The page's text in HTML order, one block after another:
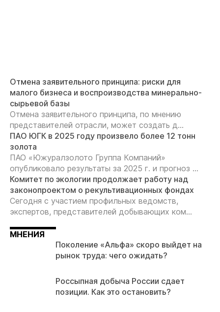
Отмена заявительного принципа: риски для
малого бизнеса и воспроизводства минерально-
сырьевой базы
Отмена заявительного принципа, по мнению
представителей отрасли, может создать д...
ПАО ЮГК в 2025 году произвело более 12 тонн
золота
ПАО «Южуралзолото Группа Компаний»
опубликовало результаты за 2025 г. и прогноз ...
Комитет по экологии продолжает работу над
законопроектом о рекультивационных фондах
Сегодня с участием профильных ведомств,
экспертов, представителей добывающих ком...
МНЕНИЯ
Поколение «Альфа» скоро выйдет на
рынок труда: чего ожидать?
Россыпная добыча России сдает
позиции. Как это остановить?